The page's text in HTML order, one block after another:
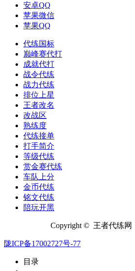
安卓QQ
苹果微信
苹果QQ
代练国标
巅峰赛代打
成就代打
战令代练
战力代练
排位上星
王者改名
改战区
熟练度
代练接单
打手简介
等级代练
赏金赛代练
车队上分
金币代练
铭文代练
陪玩开黑
Copyright © 王者代练
陇ICP备17002727号-77
目录